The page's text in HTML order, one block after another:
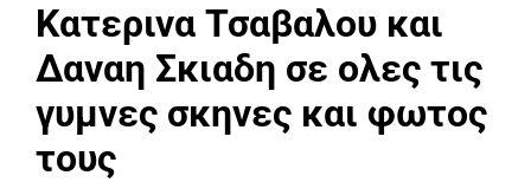
Κατερινα Τσαβαλου και
Δαναη Σκιαδη σε ολες τις
γυμνες σκηνες και φωτος
τους